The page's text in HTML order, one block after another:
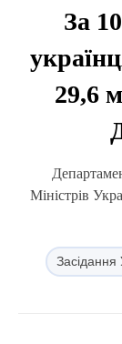
За
29,6
Міністрів
Засідання